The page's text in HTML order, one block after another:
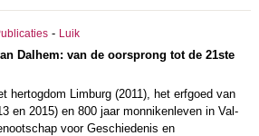
- Luik
Dalhem: van de oorsprong tot de 21ste
hertogdom Limburg (2011), het erfgoed van
en 2015) en 800 jaar monnikenleven in Val-
voor Geschiedenis en